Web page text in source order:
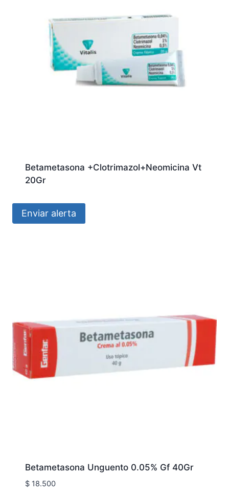
Betametasona +Clotrimazol+Neomicina Vt
20Gr
Enviar alerta
Betametasona Unguento 0.05% Gf 40Gr
$18.500